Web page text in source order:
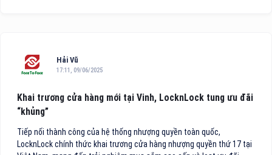
Hải Vũ
17:11, 09/06/2025
Khai trương cửa hàng mới tại Vinh, LocknLock tung ưu đãi
“khủng”
Tiếp nối thành công của hệ thống nhượng quyền toàn quốc,
LocknLock chính thức khai trương cửa hàng nhượng quyền thứ 17 tại